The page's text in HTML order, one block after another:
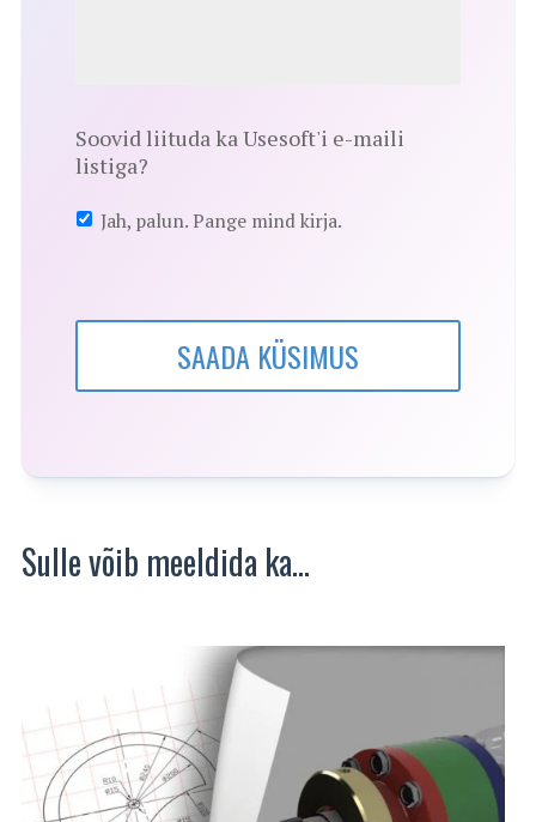
Soovid liituda ka Usesoft'i e-maili
listiga?
Jah, palun. Pange mind kirja.
SAADA KÜSIMUS
Sulle võib meeldida ka…